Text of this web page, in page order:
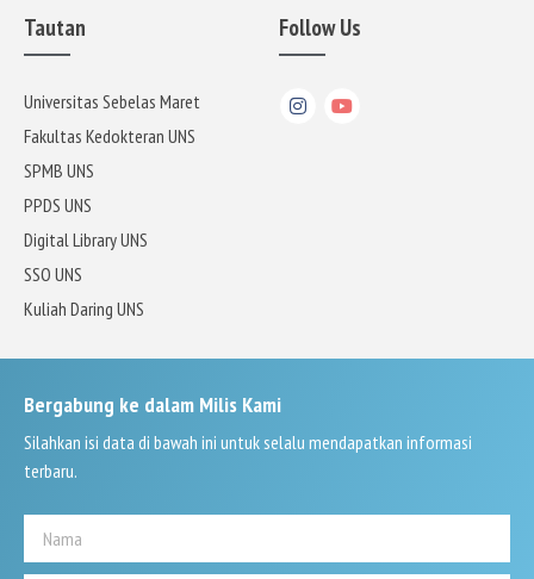
Tautan
Universitas Sebelas Maret
Fakultas Kedokteran UNS
SPMB UNS
PPDS UNS
Digital Library UNS
SSO UNS
Kuliah Daring UNS
Follow Us
Bergabung ke dalam Milis Kami
Silahkan isi data di bawah ini untuk selalu mendapatkan informasi
terbaru.